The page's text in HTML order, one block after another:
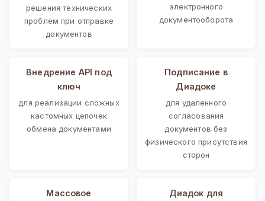
решения технических
проблем при отправке
документов
электронного
документооборота
Внедрение API под
ключ
для реализации сложных
кастомных цепочек
обмена документами
Подписание в
Диадоке
для удаленного
согласования
документов без
физического присутствия
сторон
Массовое
Диадок для